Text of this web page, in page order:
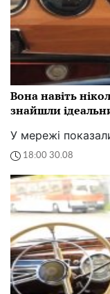
Вона навіть
знайшли
У мережі
18:00 30.08